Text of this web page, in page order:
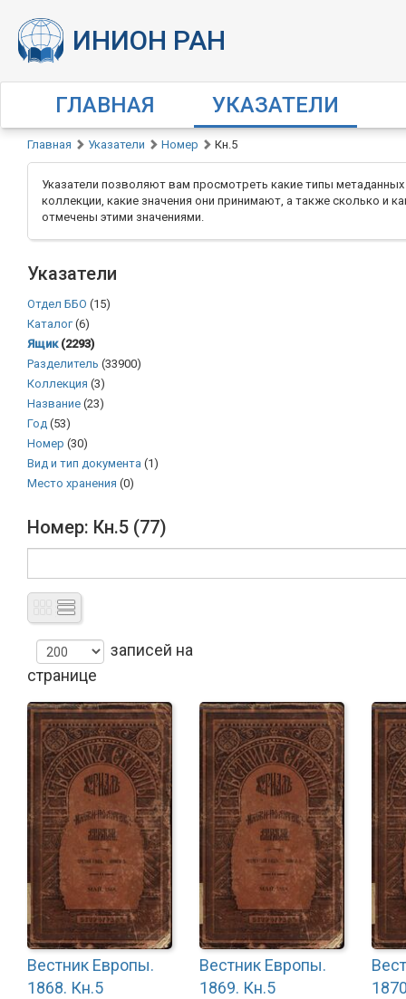
ГЛАВНАЯ УКАЗАТЕЛИ
Главная Указатели Номер Кн.5
Указатели позволяют вам просмотреть какие типы
коллекции, какие значения они принимают, а также сколько и
отмечены этими значениями.
Указатели
Отдел ББО (15)
Каталог(6)
Ящик(2293)
Разделитель (33900)
Коллекция (3)
Название (23)
Год (53)
Номер (30)
Вид и тип документа (1)
Место хранения (0)
Номер: Кн.5 (77)
записей на
странице
Вестник Европы.
1868. Кн.5
Вестник Европы.
1869. Кн.5